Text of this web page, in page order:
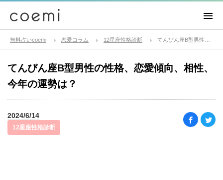
無料占いcoemi 恋愛コラム 12星座性格診断
てんびん座B型男性の性格、恋愛傾向、相性、
今年の運勢は？
2024/6/14
12星座性格診断